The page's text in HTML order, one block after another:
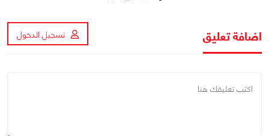
اضافة تعليق تسجيل الدخول